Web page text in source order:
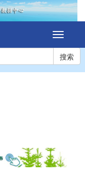
切
换
导
航
搜索